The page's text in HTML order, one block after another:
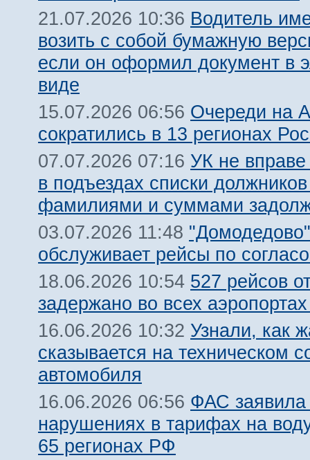
21.07.2026 10:36 Водитель
возить с собой бумажную
если он оформил документ в
виде
15.07.2026 06:56 Очереди на
сократились в 13 регионах
07.07.2026 07:16 УК не
в подъездах списки
фамилиями и суммами
03.07.2026 11:48 "Домодедово"
обслуживает рейсы по
18.06.2026 10:54 527 рейсов
задержано во всех
16.06.2026 10:32 Узнали, как
сказывается на техническом
автомобиля
16.06.2026 06:56 ФАС заявила
нарушениях в тарифах на
65 регионах РФ